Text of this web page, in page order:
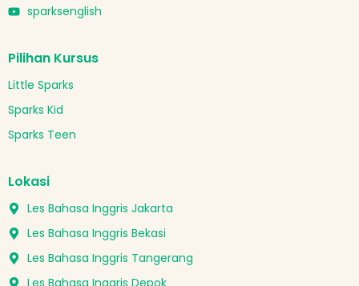
sparksenglish
Pilihan Kursus
Little Sparks
Sparks Kid
Sparks Teen
Lokasi
Les Bahasa Inggris Jakarta
Les Bahasa Inggris Bekasi
Les Bahasa Inggris Tangerang